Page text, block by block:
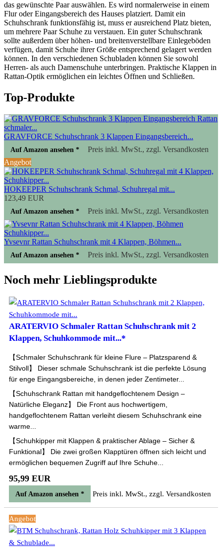
das gewünschte Paar auswählen. Es wird normalerweise in einem
Flur oder Eingangsbereich des Hauses platziert. Damit ein
Schuhschrank funktionsfähig ist, muss er ausreichend Platz bieten,
um mehrere Paar Schuhe zu verstauen. Ein guter Schuhschrank
sollte außerdem über höhen- und breitenverstellbare Einlegeböden
verfügen, damit Schuhe ihrer Größe entsprechend gelagert werden
können. In den verschiedenen Schubladen können Sie sowohl
Herren- als auch Damenschuhe unterbringen. Praktische Klappen in
Rattan-Optik ermöglichen ein leichtes Öffnen und Schließen.
Top-Produkte
GRAVFORCE Schuhschrank 3 Klappen Eingangsbereich...
Auf Amazon ansehen *
Preis inkl. MwSt., zzgl. Versandkosten
Angebot
HOKEEPER Schuhschrank Schmal, Schuhregal mit...
123,49 EUR
Auf Amazon ansehen * Preis inkl. MwSt., zzgl. Versandkosten
Yvsevnr Rattan Schuhschrank mit 4 Klappen, Böhmen...
Auf Amazon ansehen * Preis inkl. MwSt., zzgl. Versandkosten
Noch mehr Lieblingsprodukte
ARATERVIO Schmaler Rattan Schuhschrank mit 2
Klappen, Schuhkommode mit...*
【Schmaler Schuhschrank für kleine Flure – Platzsparend &
Stilvoll】 Dieser schmale Schuhschrank ist die perfekte Lösung
für enge Eingangsbereiche, in denen jeder Zentimeter...
【Schuhschrank Rattan mit handgeflochtenem Design –
Natürliche Eleganz】 Die Front aus hochwertigem,
handgeflochtenem Rattan verleiht diesem Schuhschrank eine
warme...
【Schuhkipper mit Klappen & praktischer Ablage – Sicher &
Funktional】 Die zwei großen Klapptüren öffnen sich leicht und
ermöglichen bequemen Zugriff auf Ihre Schuhe...
95,99 EUR
Auf Amazon ansehen * Preis inkl. MwSt., zzgl. Versandkosten
Angebot